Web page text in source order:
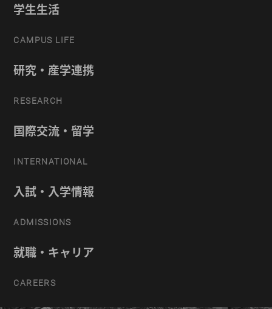
学生生活
CAMPUS LIFE
研究・産学連携
RESEARCH
国際交流・留学
INTERNATIONAL
入試・入学情報
ADMISSIONS
就職・キャリア
CAREERS